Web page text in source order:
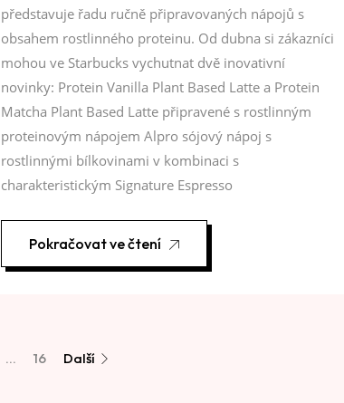
představuje řadu ručně připravovaných nápojů s
obsahem rostlinného proteinu. Od dubna si zákazníci
mohou ve Starbucks vychutnat dvě inovativní
novinky: Protein Vanilla Plant Based Latte a Protein
Matcha Plant Based Latte připravené s rostlinným
proteinovým nápojem Alpro sójový nápoj s
rostlinnými bílkovinami v kombinaci s
charakteristickým Signature Espresso
Pokračovat ve čtení
… 16 Další